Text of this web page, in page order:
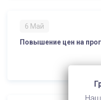
6 Май
Повышение цен на